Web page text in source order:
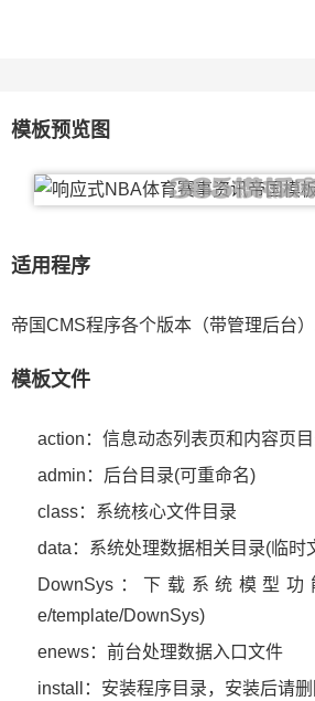
模板预览图
适用程序
帝国CMS程序各个版本（带管理后台）
模板文件
action：信息动态列表页和内容页
admin：后台目录(可重命名)
class：系统核心文件目录
data：系统处理数据相关目录(临时
DownSys：下载系统模型
e/template/DownSys)
enews：前台处理数据入口文件
install：安装程序目录，安装后请